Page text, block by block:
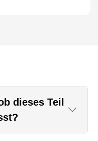
dieses Teil